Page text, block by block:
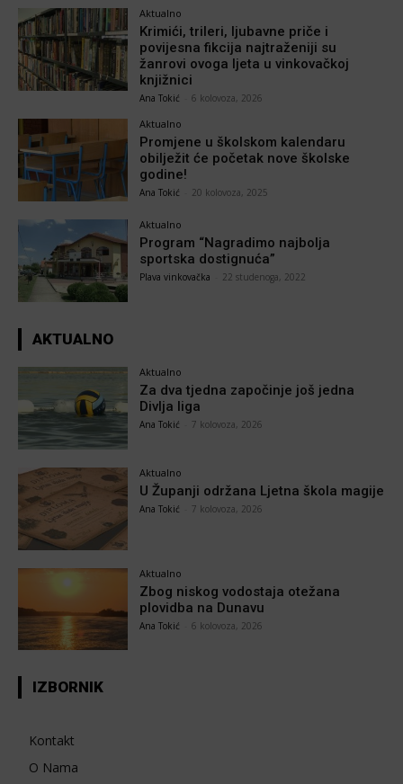
Aktualno
Krimići, trileri, ljubavne priče i
povijesna fikcija najtraženiji su
žanrovi ovoga ljeta u vinkovačkoj
knjižnici
Ana Tokić 6 kolovoza, 2026
Aktualno
Promjene u školskom kalendaru
obilježit će početak nove školske
godine!
Ana Tokić 20 kolovoza, 2025
Aktualno
Program “Nagradimo najbolja
sportska dostignuća”
Plava vinkovačka 22 studenoga, 2022
AKTUALNO
Aktualno
Za dva tjedna započinje još jedna
Divlja liga
Ana Tokić 7 kolovoza, 2026
Aktualno
U Županji održana Ljetna škola magije
Ana Tokić 7 kolovoza, 2026
Aktualno
Zbog niskog vodostaja otežana
plovidba na Dunavu
Ana Tokić 6 kolovoza, 2026
IZBORNIK
Kontakt
O Nama